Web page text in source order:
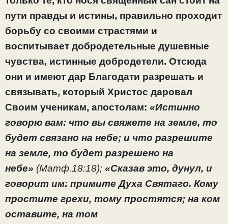
пути правды и истины, правильно проходит
борьбу со своими страстями и
воспитывает добродетельные душевные
чувства, истинные добродетели. Отсюда
они и имеют дар Благодати разрешать и
связывать, который Христос даровал
Своим ученикам, апостолам: «Истинно
говорю вам: что вы свяжете на земле, то
будет связано на небе; и что разрешите
на земле, то будет разрешено на
небе» (Матф.18:18); «Сказав это, дунул, и
говорит им: примите Духа Святаго. Кому
простите грехи, тому простятся; на ком
оставите, на том